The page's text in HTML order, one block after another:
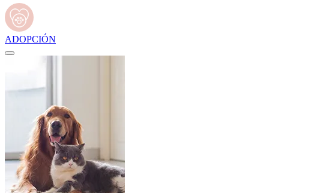
ADOPCIÓN